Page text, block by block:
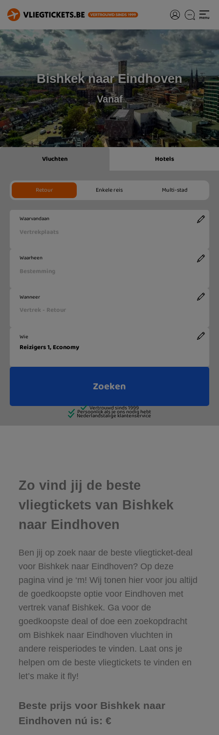
Bishkek naar Eindhoven
Vanaf
Zo vind jij de beste
vliegtickets van Bishkek
naar Eindhoven
Ben jij op zoek naar de beste vliegticket-deal
voor Bishkek naar Eindhoven? Op deze
pagina vind je ‘m! Wij tonen hier voor jou altijd
de goedkoopste optie voor Eindhoven met
vertrek vanaf Bishkek. Ga voor de
goedkoopste deal of doe een zoekopdracht
om Bishkek naar Eindhoven vluchten in
andere reisperiodes te vinden. Laat ons je
helpen om de beste vliegtickets te vinden en
let’s make it fly!
Beste prijs voor Bishkek naar
Eindhoven nú is: €